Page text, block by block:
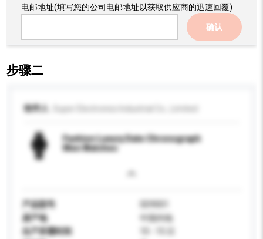
电邮地址(填写您的公司电邮地址以获取供应商的迅速回覆)
确认
步骤二
收件人
Fashion Luxury Date Chronograph
Men Watches
产品型号
SD9001
原产地
中国内地
生产所需时间